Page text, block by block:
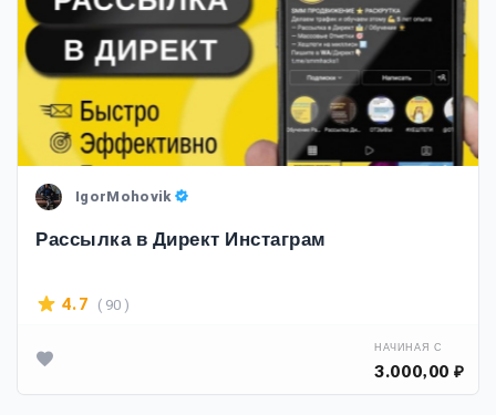
IgorMohovik
Рассылка в Директ Инстаграм
4.7 ( 90 )
НАЧИНАЯ С
3.000,00 ₽